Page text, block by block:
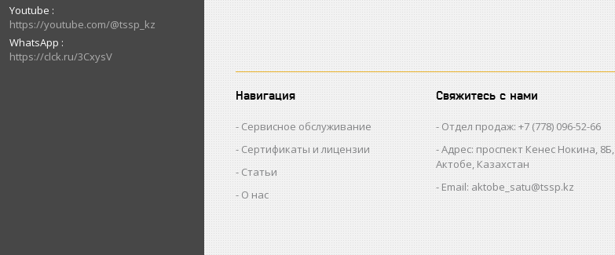
Youtube
https://youtube.com/@tssp_kz
WhatsApp
https://clck.ru/3CxysV
Навигация
Сервисное обслуживание
Сертификаты и лицензии
Статьи
О нас
Свяжитесь с нами
Отдел продаж: +7 (778) 096-52-66
Адрес: проспект Кенес Нокина, 8Б,
Актобе, Казахстан
Email: aktobe_satu@tssp.kz